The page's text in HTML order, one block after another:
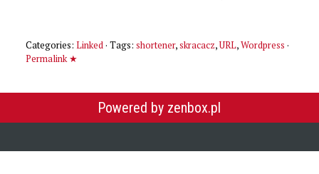
Categories: Linked· Tags: shortener,skracacz,URL,Wordpress ·
Permalink ★
Powered by zenbox.pl